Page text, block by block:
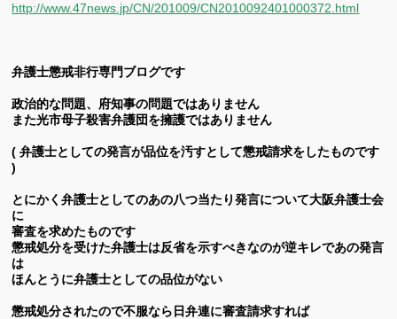
http://www.47news.jp/CN/201009/CN2010092401000372.html
弁護士懲戒非行専門ブログです
政治的な問題、府知事の問題ではありません
また光市母子殺害弁護団を擁護ではありません
( 弁護士としての発言が品位を汚すとして懲戒請求をしたものです
)
とにかく弁護士としてのあの八つ当たり発言について大阪弁護士会
に
審査を求めたものです
懲戒処分を受けた弁護士は反省を示すべきなのが逆キレであの発言
は
ほんとうに弁護士としての品位がない
懲戒処分されたので不服なら日弁連に審査請求すれば